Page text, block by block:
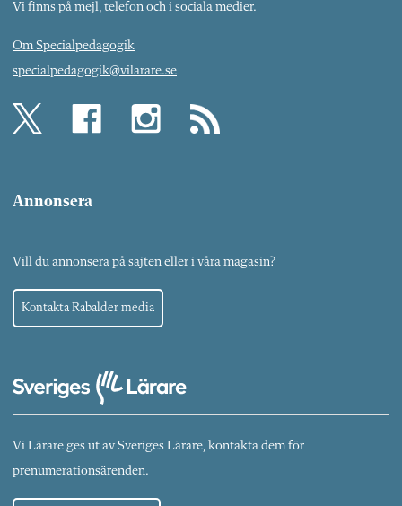
Vi finns på mejl, telefon och i sociala medier.
Om Specialpedagogik
specialpedagogik@vilarare.se
Annonsera
Vill du annonsera på sajten eller i våra magasin?
Kontakta Rabalder media
Vi Lärare ges ut av Sveriges Lärare, kontakta dem för
prenumerationsärenden.